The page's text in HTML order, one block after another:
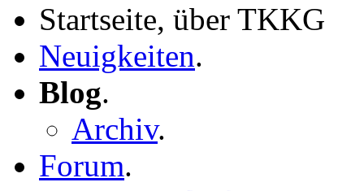
Startseite, über TKKG
Neuigkeiten.
Blog.
Archiv.
Forum.